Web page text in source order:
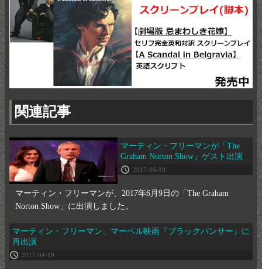
関連記事
マーティン・フリーマンが「The
Graham Norton Show」ゲスト出演
2017-06-10
マーティン・フリーマンが、2017年6月9日の「The Graham
Norton Show」に出演しました。
マーティン・フリーマン、マーベル映画『ブラックパンサー』に
再出演
2017-04-19